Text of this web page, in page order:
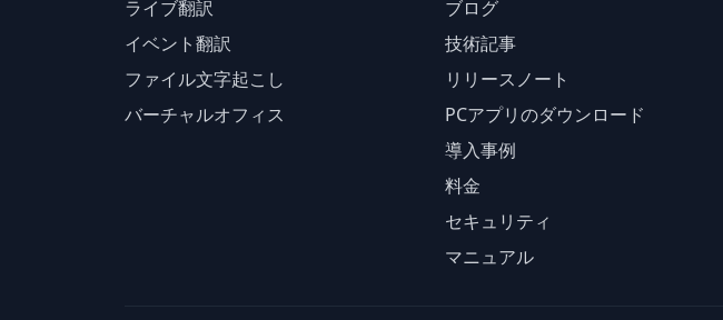
ライブ翻訳
イベント翻訳
ファイル文字起こし
バーチャルオフィス
ブログ
技術記事
リリースノート
PCアプリのダウンロード
導入事例
料金
セキュリティ
マニュアル